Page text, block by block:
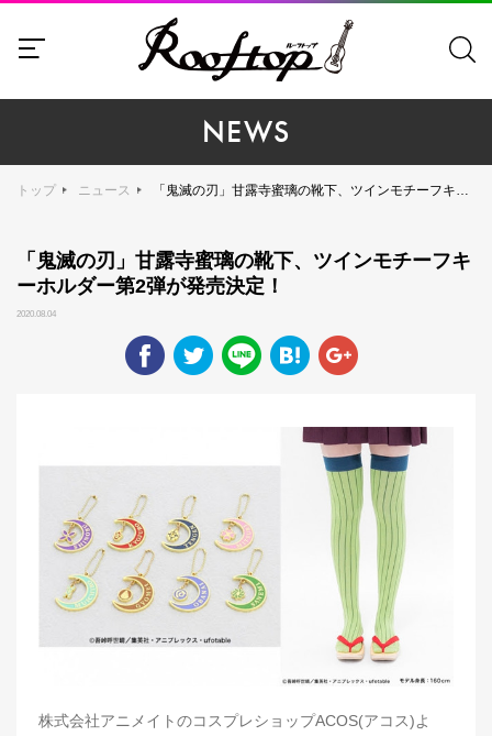
NEWS
トップ ニュース 「鬼滅の刃」甘露寺蜜璃の靴下、ツインモチーフキーホルダー第2弾が発売決定！
「鬼滅の刃」甘露寺蜜璃の靴下、ツインモチーフキ
ーホルダー第2弾が発売決定！
2020.08.04
株式会社アニメイトのコスプレショップACOS(アコス)よ